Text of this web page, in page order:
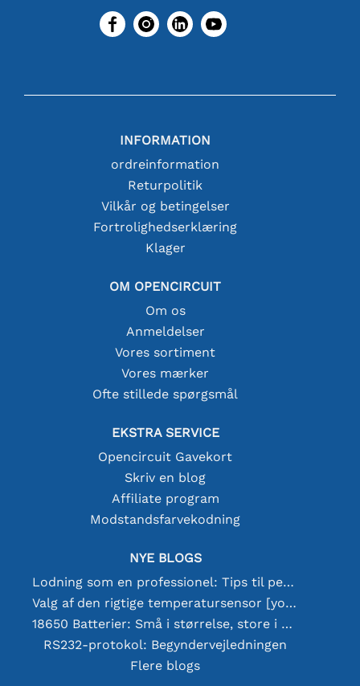
INFORMATION
ordreinformation
Returpolitik
Vilkår og betingelser
Fortrolighedserklæring
Klager
OM OPENCIRCUIT
Om os
Anmeldelser
Vores sortiment
Vores mærker
Ofte stillede spørgsmål
EKSTRA SERVICE
Opencircuit Gavekort
Skriv en blog
Affiliate program
Modstandsfarvekodning
NYE BLOGS
Lodning som en professionel: Tips til perfekte elektroniske forbindelser
Valg af den rigtige temperatursensor [youtube]
18650 Batterier: Små i størrelse, store i ydeevne
RS232-protokol: Begyndervejledningen
Flere blogs